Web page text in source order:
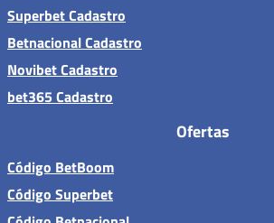
Superbet Cadastro
Betnacional Cadastro
Novibet Cadastro
bet365 Cadastro
Ofertas
Código BetBoom
Código Superbet